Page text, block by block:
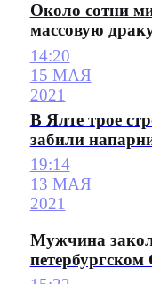
Около сотни
массовую
14:20
15 МАЯ
2021
В Ялте трое
забили
19:14
13 МАЯ
2021
Мужчина